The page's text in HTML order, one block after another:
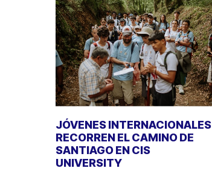
JÓVENES INTERNACIONALES
RECORREN EL CAMINO DE
SANTIAGO EN CIS
UNIVERSITY